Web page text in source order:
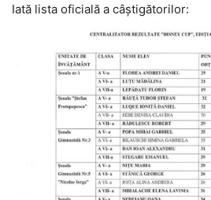
Iată lista oficială a câștigătorilor: